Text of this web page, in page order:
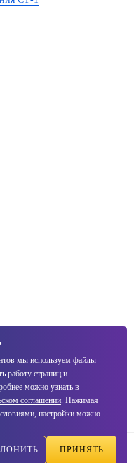
Позвонить
мы используем файлы
работу страниц и
можно узнать в
соглашении. Нажимая
настройки можно
ПРИНЯТЬ